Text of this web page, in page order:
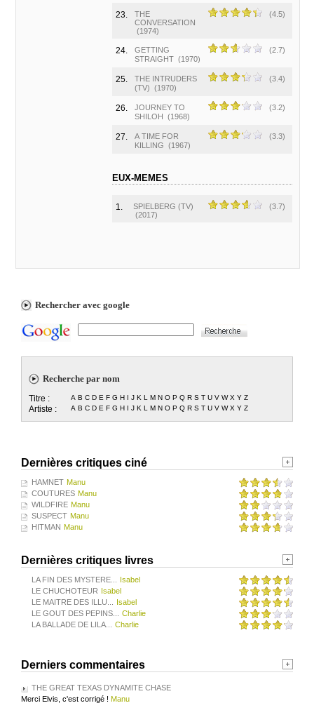
23.
THE
CONVERSATION
(1974)
(4.5)
24.
GETTING
STRAIGHT (1970)
(2.7)
25.
THE INTRUDERS
(TV) (1970)
(3.4)
26.
JOURNEY TO
SHILOH (1968)
(3.2)
27.
A TIME FOR
KILLING (1967)
(3.3)
EUX-MEMES
1.
SPIELBERG (TV)
(2017)
(3.7)
Rechercher avec google
Recherche par nom
Titre : A B C D E F G H I J K L M N O P Q R S T U V W X Y Z
Artiste : A B C D E F G H I J K L M N O P Q R S T U V W X Y Z
Dernières critiques ciné
HAMNET Manu
COUTURES Manu
WILDFIRE Manu
SUSPECT Manu
HITMAN Manu
Dernières critiques livres
LA FIN DES MYSTERE...
Isabel
LE CHUCHOTEUR Isabel
LE MAITRE DES ILLU...
Isabel
LE GOUT DES PEPINS...
Charlie
LA BALLADE DE LILA...
Charlie
Derniers commentaires
THE GREAT TEXAS DYNAMITE CHASE
Merci Elvis, c'est corrigé ! Manu